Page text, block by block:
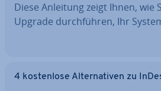
Diese Anleitung zeigt Ihnen, wie
Upgrade durch­füh­ren, Ihr
4 kos­ten­lo­se Al­ter­na­ti­ven zu